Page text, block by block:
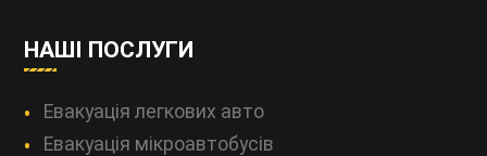
НАШІ ПОСЛУГИ
Евакуація легкових авто
Евакуація мікроавтобусів